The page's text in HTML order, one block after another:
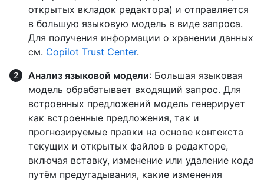
открытых вкладок редактора) и отправляется
в большую языковую модель в виде запроса.
Для получения информации о хранении данных
см. Copilot Trust Center.
Анализ языковой модели: Большая языковая
модель обрабатывает входящий запрос. Для
встроенных предложений модель генерирует
как встроенные предложения, так и
прогнозируемые правки на основе контекста
текущих и открытых файлов в редакторе,
включая вставку, изменение или удаление кода
путём предугадывания, какие изменения